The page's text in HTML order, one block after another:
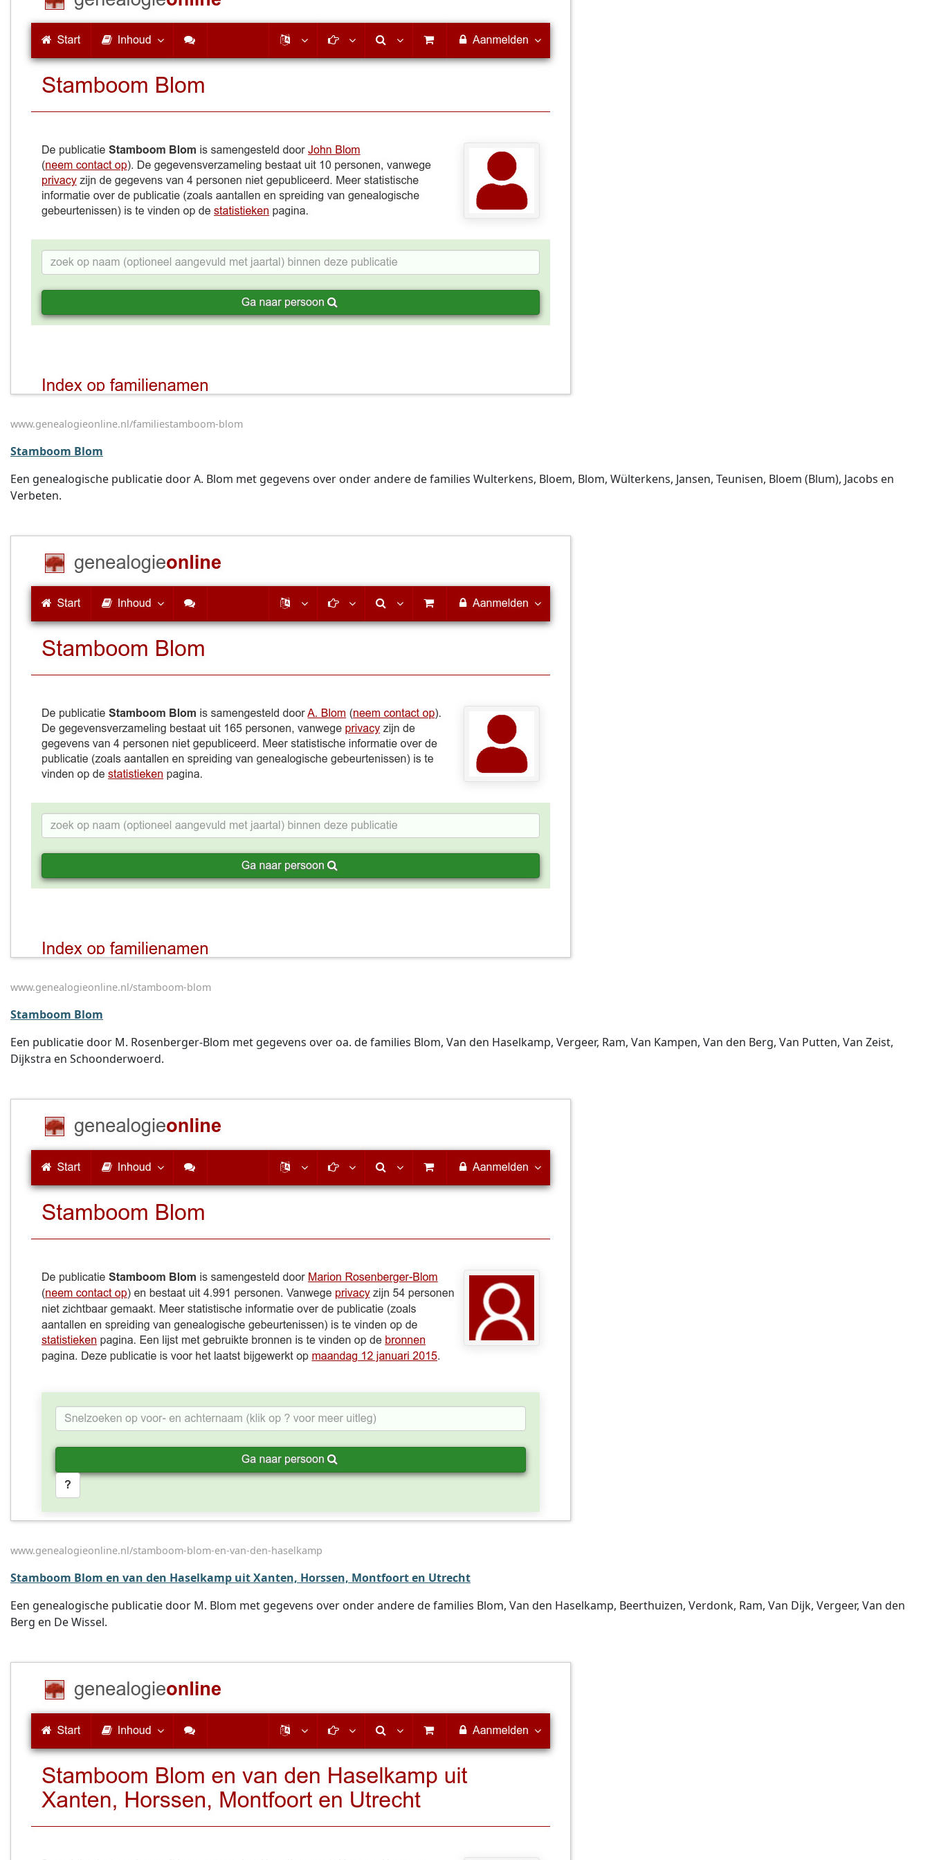
www.genealogieonline.nl/familiestamboom-blom
Stamboom Blom
Een genealogische publicatie door A. Blom met gegevens over onder andere de families Wulterkens, Bloem, Blom, Wülterkens, Jansen, Teunisen, Bloem (Blum), Jacobs en
Verbeten.
www.genealogieonline.nl/stamboom-blom
Stamboom Blom
Een publicatie door M. Rosenberger-Blom met gegevens over oa. de families Blom, Van den Haselkamp, Vergeer, Ram, Van Kampen, Van den Berg, Van Putten, Van Zeist,
Dijkstra en Schoonderwoerd.
www.genealogieonline.nl/stamboom-blom-en-van-den-haselkamp
Stamboom Blom en van den Haselkamp uit Xanten, Horssen, Montfoort en Utrecht
Een genealogische publicatie door M. Blom met gegevens over onder andere de families Blom, Van den Haselkamp, Beerthuizen, Verdonk, Ram, Van Dijk, Vergeer, Van den
Berg en De Wissel.